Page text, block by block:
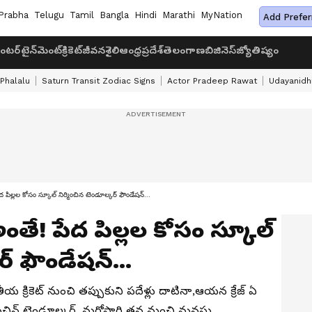
Telugu Tamil Bangla Hindi Marathi MyNation Add
క్రికెట్జీవనశైలిఆంధ్రప్రదేశ్తెలంగాణబిజినెస్జ్యోతిష్యం
Saturn Transit Zodiac Signs Actor Pradeep Rawat
కోసం స్కూల్ నిర్మించిన టెండూల్కర్ ఫౌండేషన్...
పేద పిల్లల కోసం స్కూల్
ఫౌండేషన్...
క్రికెట్ నుంచి తప్పుకుని పదేళ్లు దాటినా,ఆయన క్రేజ్ ఏ